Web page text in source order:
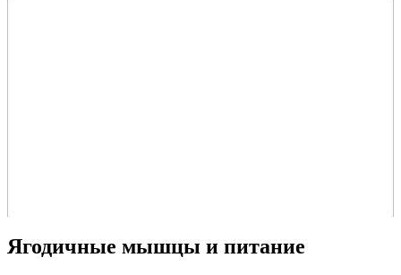
Ягодичные мышцы и питание